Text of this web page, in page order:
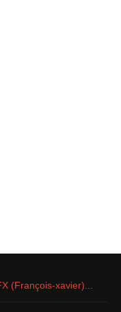
(François-xavier)...